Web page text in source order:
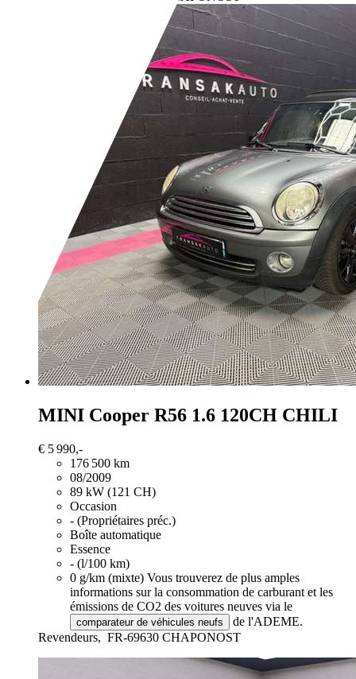
MINI Cooper R56 1.6 120CH CHILI
€ 5 990,-
176 500 km
08/2009
89 kW (121 CH)
Occasion
- (Propriétaires préc.)
Boîte automatique
Essence
- (l/100 km)
0 g/km (mixte) Vous trouverez de plus amples
informations sur la consommation de carburant et les
émissions de CO2 des voitures neuves via le
comparateur de véhicules neufs
de l'ADEME.
Revendeurs, FR-69630 CHAPONOST